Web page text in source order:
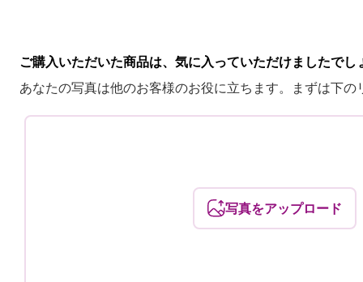
ご購入いただいた商品は、気に入っていただけましたで
あなたの写真は他のお客様のお役に立ちます。まずは下
写真をアップロード